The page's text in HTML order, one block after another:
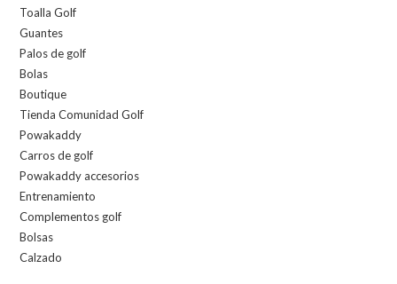
Toalla Golf
Guantes
Palos de golf
Bolas
Boutique
Tienda Comunidad Golf
Powakaddy
Carros de golf
Powakaddy accesorios
Entrenamiento
Complementos golf
Bolsas
Calzado